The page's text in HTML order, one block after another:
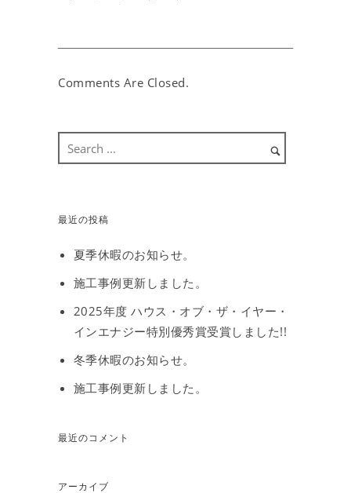
Comments Are Closed.
最近の投稿
夏季休暇のお知らせ。
施工事例更新しました。
2025年度 ハウス・オブ・ザ・イヤー・
インエナジー特別優秀賞受賞しました!!
冬季休暇のお知らせ。
施工事例更新しました。
最近のコメント
アーカイブ